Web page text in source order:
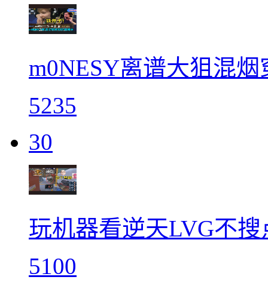
m0NESY离谱大狙混
5235
30
玩机器看逆天LVG不搜
5100